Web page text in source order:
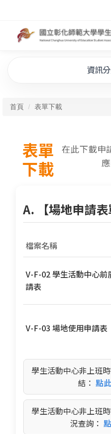
資訊
首頁 表單下載
表單
下載
在此下載申
A. 【場地申請表
檔案名稱
V-F-02 學生活動中心前
請表
V-F-03 場地使用申請表
學生活動中心非上班
結： 點
學生活動中心非上班
況查詢：